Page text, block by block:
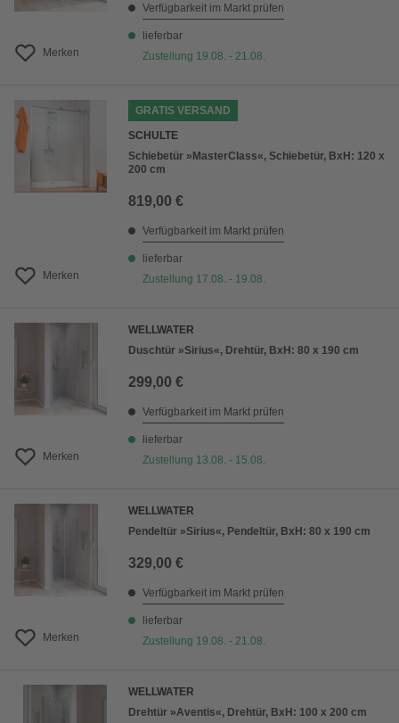
Merken
Verfügbarkeit im Markt prüfen
lieferbar
Zustellung 19.08. - 21.08.
Merken
GRATIS VERSAND
SCHULTE
Schiebetür »MasterClass«, Schiebetür, BxH: 120 x
200 cm
819,00 €
Verfügbarkeit im Markt prüfen
lieferbar
Zustellung 17.08. - 19.08.
Merken
WELLWATER
Duschtür »Sirius«, Drehtür, BxH: 80 x 190 cm
299,00 €
Verfügbarkeit im Markt prüfen
lieferbar
Zustellung 13.08. - 15.08.
Merken
WELLWATER
Pendeltür »Sirius«, Pendeltür, BxH: 80 x 190 cm
329,00 €
Verfügbarkeit im Markt prüfen
lieferbar
Zustellung 19.08. - 21.08.
WELLWATER
Drehtür »Aventis«, Drehtür, BxH: 100 x 200 cm